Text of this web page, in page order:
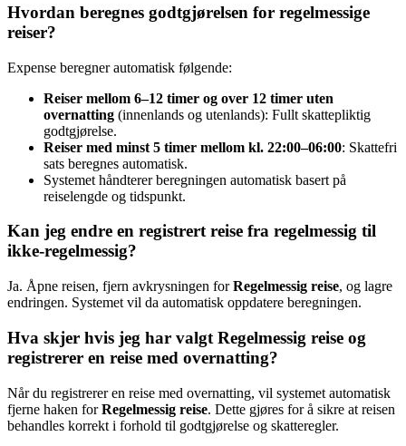
Hvordan beregnes godtgjørelsen for regelmessige
reiser?
Expense beregner automatisk følgende:
Reiser mellom 6–12 timer og over 12 timer uten
overnatting (innenlands og utenlands): Fullt skattepliktig
godtgjørelse.
Reiser med minst 5 timer mellom kl. 22:00–06:00: Skattefri
sats beregnes automatisk.
Systemet håndterer beregningen automatisk basert på
reiselengde og tidspunkt.
Kan jeg endre en registrert reise fra regelmessig til
ikke-regelmessig?
Ja. Åpne reisen, fjern avkrysningen forRegelmessig reise, og lagre
endringen. Systemet vil da automatisk oppdatere beregningen.
Hva skjer hvis jeg har valgt Regelmessig reise og
registrerer en reise med overnatting?
Når du registrerer en reise med overnatting, vil systemet automatisk
fjerne haken forRegelmessig reise. Dette gjøres for å sikre at reisen
behandles korrekt i forhold til godtgjørelse og skatteregler.